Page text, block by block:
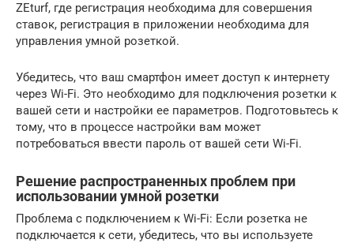
ZEturf, где регистрация необходима для совершения
ставок, регистрация в приложении необходима для
управления умной розеткой.
Убедитесь, что ваш смартфон имеет доступ к интернету
через Wi-Fi. Это необходимо для подключения розетки к
вашей сети и настройки ее параметров. Подготовьтесь к
тому, что в процессе настройки вам может
потребоваться ввести пароль от вашей сети Wi-Fi.
Решение распространенных проблем при
использовании умной розетки
Проблема с подключением к Wi-Fi: Если розетка не
подключается к сети, убедитесь, что вы используете